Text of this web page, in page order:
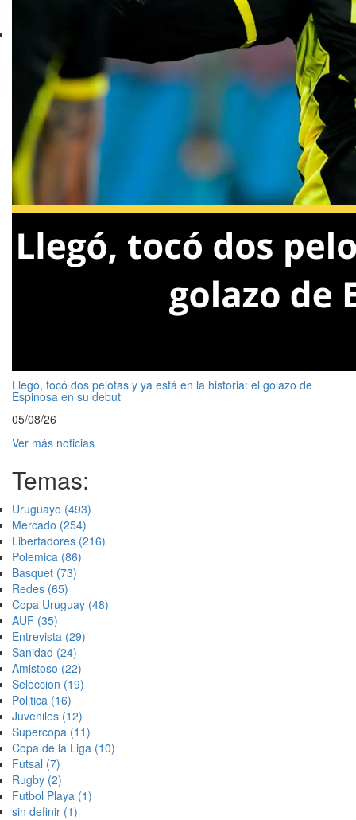
Llegó, tocó dos pelotas y ya está en la historia: el golazo de
Espinosa en su debut
05/08/26
Ver más noticias
Temas:
Uruguayo (493)
Mercado (254)
Libertadores (216)
Polemica (86)
Basquet (73)
Redes (65)
Copa Uruguay (48)
AUF (35)
Entrevista (29)
Sanidad (24)
Amistoso (22)
Seleccion (19)
Politica (16)
Juveniles (12)
Supercopa (11)
Copa de la Liga (10)
Futsal (7)
Rugby (2)
Futbol Playa (1)
sin definir (1)